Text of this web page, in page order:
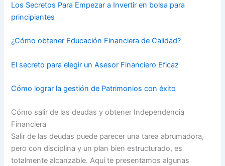
Los Secretos Para Empezar a Invertir en bolsa para
principiantes
¿Cómo obtener Educación Financiera de Calidad?
El secreto para elegir un Asesor Financiero Eficaz
Cómo lograr la gestión de Patrimonios con éxito
Cómo salir de las deudas y obtener Independencia
Financiera
Salir de las deudas puede parecer una tarea abrumadora,
pero con disciplina y un plan bien estructurado, es
totalmente alcanzable. Aquí te presentamos algunas